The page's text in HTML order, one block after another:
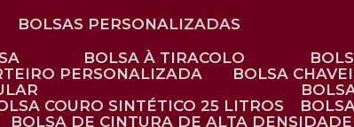
BOLSAS PERSONALIZADAS
BOLSA À TIRACOLO
PERSONALIZADA BOLSA
COURO SINTÉTICO 25 LITROS
BOLSA DE CINTURA DE ALTA DENSIDADE